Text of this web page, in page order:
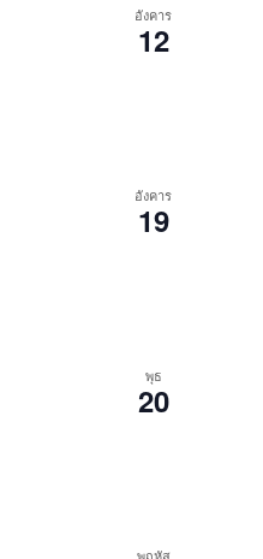
อังคาร
12
อังคาร
19
พุธ
20